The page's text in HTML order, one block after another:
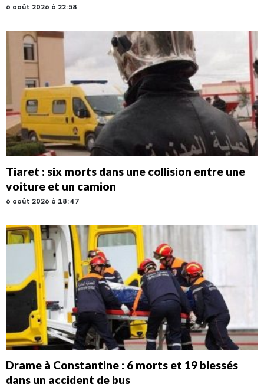
6 août 2026 à 22:58
Tiaret : six morts dans une collision entre une
voiture et un camion
6 août 2026 à 18:47
Drame à Constantine : 6 morts et 19 blessés
dans un accident de bus